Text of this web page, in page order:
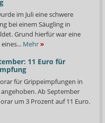
im Juli eine schwere
bei einem Säugling in
Grund hierfür war eine
Mehr»
11 Euro für
für Grippeimpfungen in
Ab September
um 3 Prozent auf 11 Euro.